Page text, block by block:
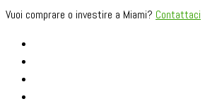
Vuoi comprare o investire a Miami? Contattaci